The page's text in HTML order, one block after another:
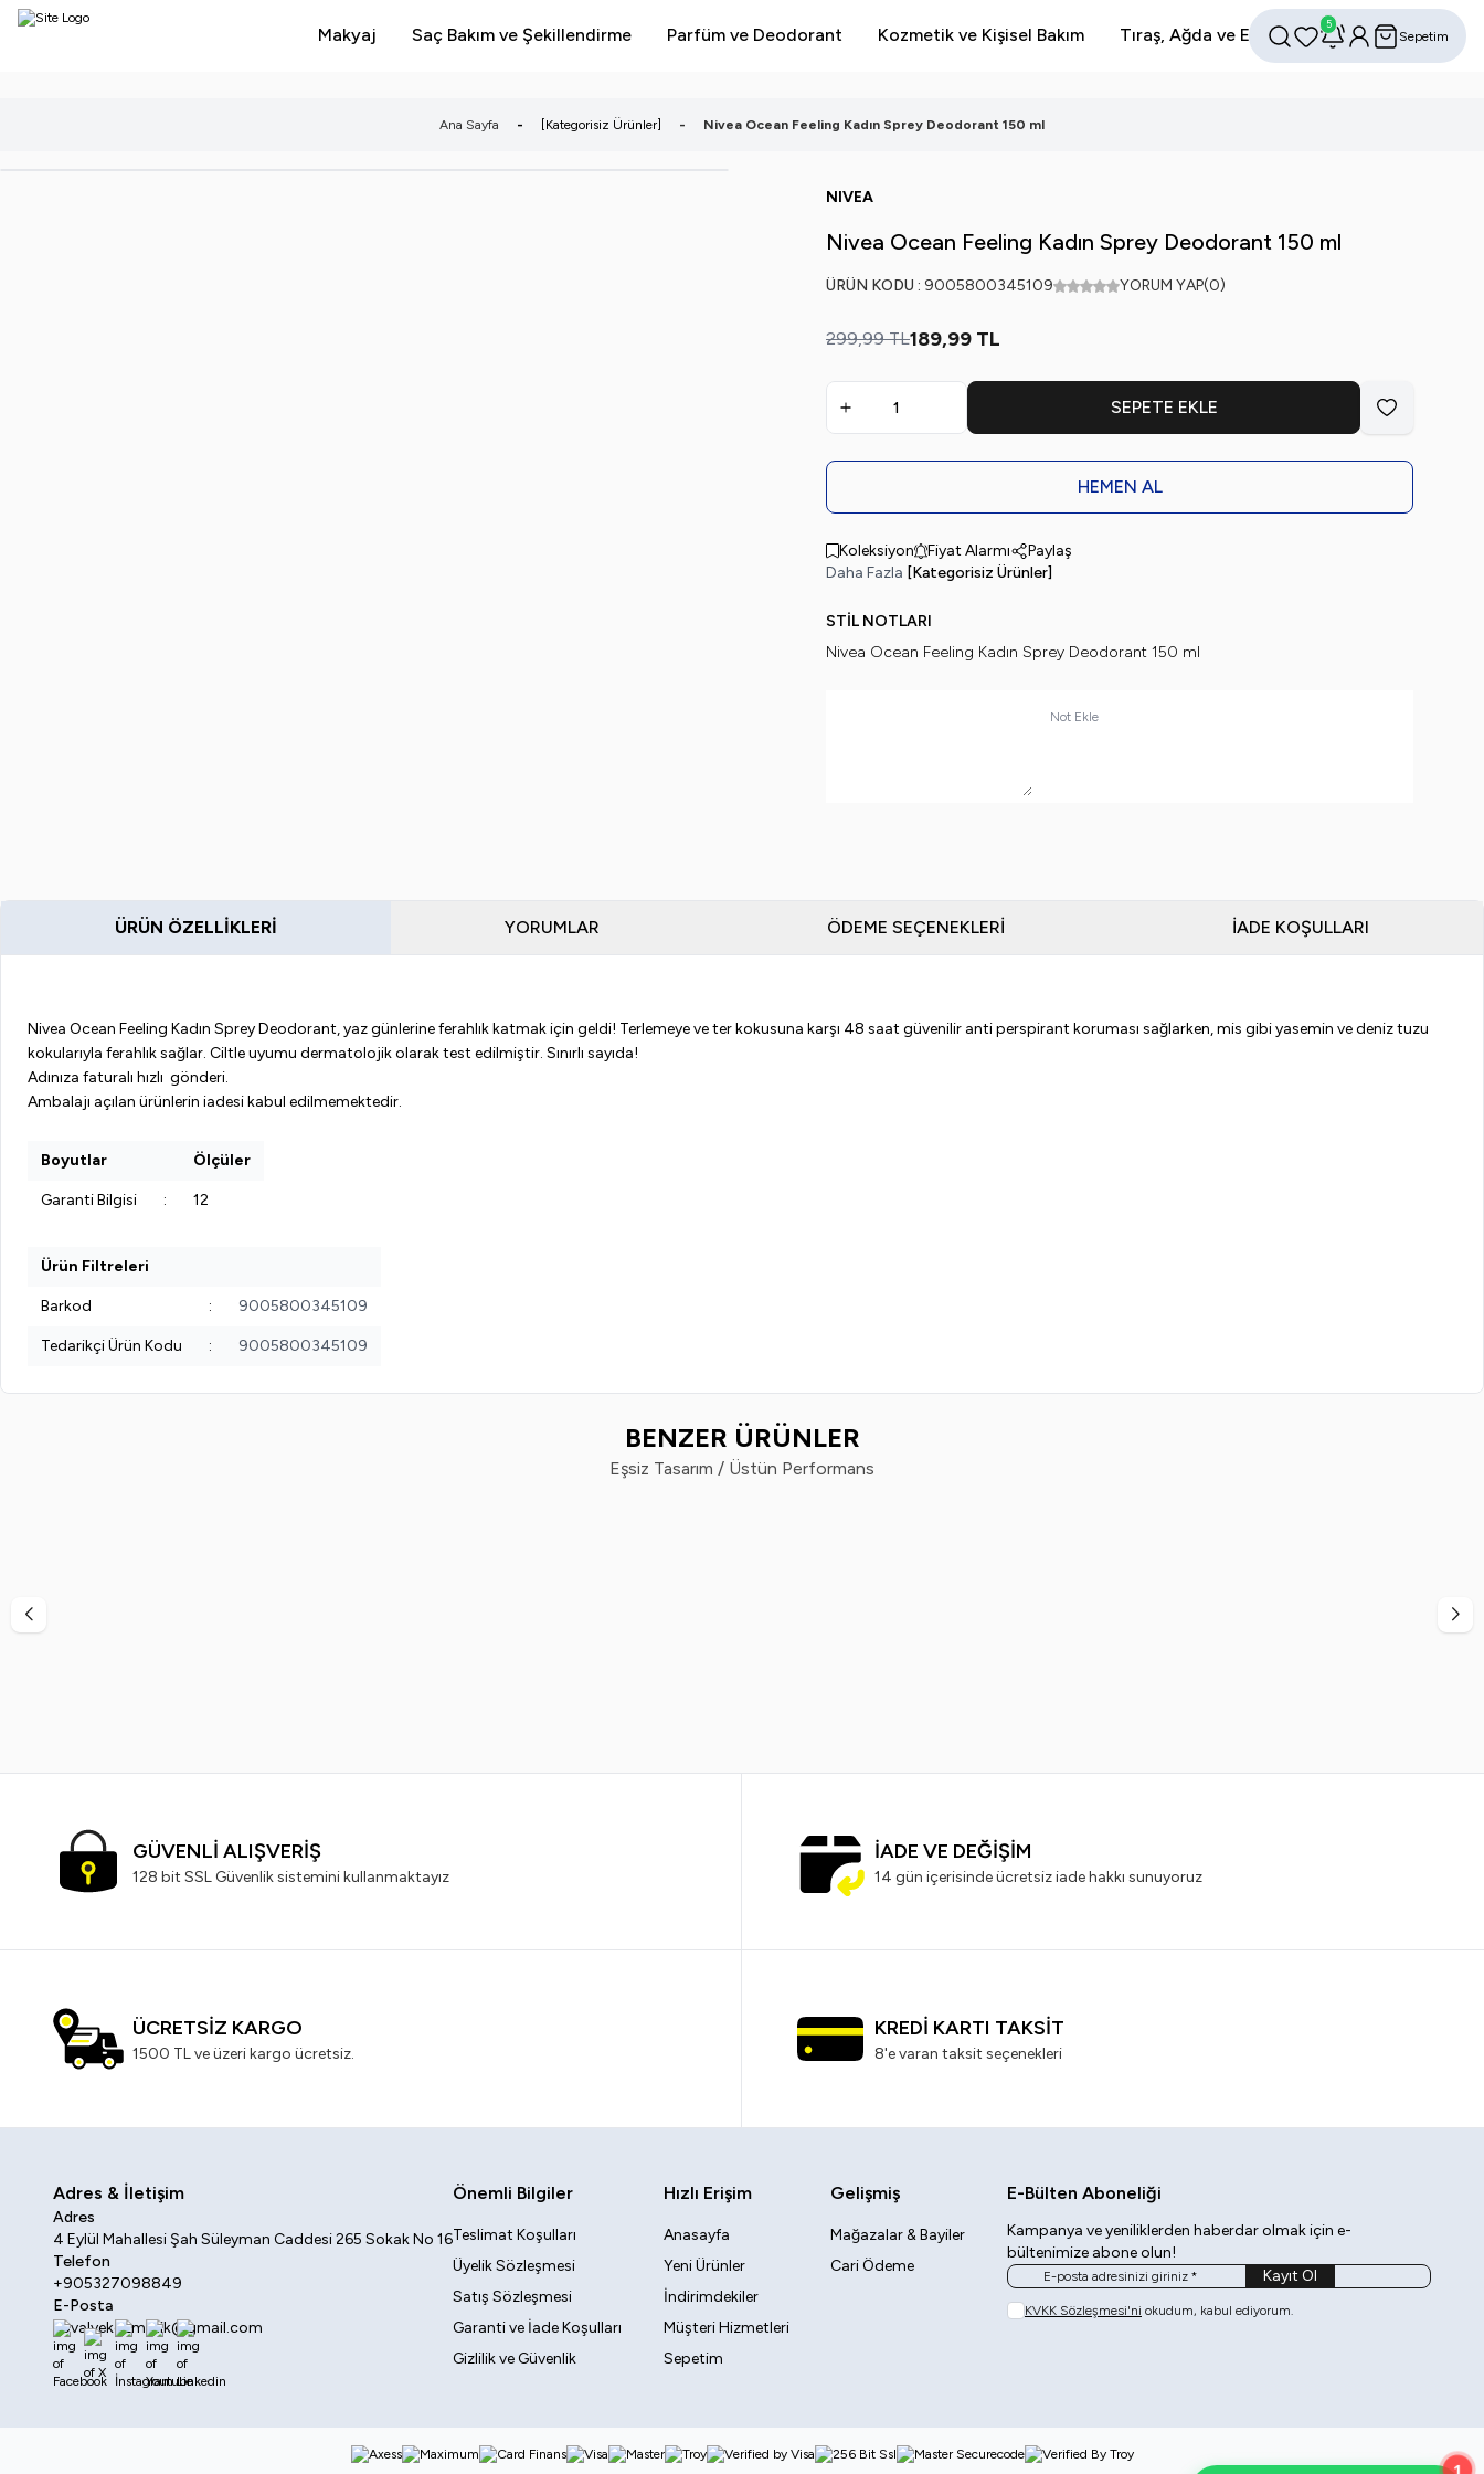
1
Makyaj Saç Bakım ve Şekillendirme Parfüm ve Deodorant Kozmetik ve Kişisel Bakım Tıraş, Ağda ve Epilasyon Avantajlı Setler
Favorilerim
5
HesabımSepetim
Ana Sayfa - [Kategorisiz Ürünler] - Nivea Ocean Feeling Kadın Sprey Deodorant 150 ml
NIVEA
Nivea Ocean Feeling Kadın Sprey Deodorant 150 ml
ÜRÜN KODU : 9005800345109 YORUM YAP(0)
299,99TL189,99 TL
SEPETE EKLE Favoriye Ekle
HEMEN AL
Koleksiyon Fiyat Alarmı
Paylaş
Daha Fazla [Kategorisiz Ürünler]
STİL NOTLARI
Nivea Ocean Feeling Kadın Sprey Deodorant 150 ml
Not Ekle
ÜRÜN ÖZELLIKLERI YORUMLAR ÖDEME SEÇENEKLERI İADE KOŞULLARI
Nivea Ocean Feeling Kadın Sprey Deodorant, yaz günlerine ferahlık katmak için geldi! Terlemeye ve ter kokusuna karşı 48 saat güvenilir anti perspirant koruması sağlarken, mis gibi yasemin ve deniz tuzu
kokularıyla ferahlık sağlar. Ciltle uyumu dermatolojik olarak test edilmiştir. Sınırlı sayıda!
Adınıza faturalı hızlı gönderi.
Ambalajı açılan ürünlerin iadesi kabul edilmemektedir.
Boyutlar Ölçüler
Garanti Bilgisi : 12
Ürün Filtreleri
Barkod : 9005800345109
Tedarikçi Ürün Kodu : 9005800345109
BENZER ÜRÜNLER
Eşsiz Tasarım / Üstün Performans
TL
GÜVENLİ ALIŞVERİŞ
128 bit SSL Güvenlik sistemini kullanmaktayız
İADE VE DEĞİŞİM
14 gün içerisinde ücretsiz iade hakkı sunuyoruz
ÜCRETSİZ KARGO
1500 TL ve üzeri kargo ücretsiz.
KREDİ KARTI TAKSİT
8'e varan taksit seçenekleri
Adres & İletişim
Adres
4 Eylül Mahallesi Şah Süleyman Caddesi 265 Sokak No 16
Telefon
+905327098849
E-Posta
sovalyekozmetik@gmail.com
Facebook
X İnstagram
Youtube
Önemli Bilgiler
Teslimat Koşulları
Üyelik Sözleşmesi
Satış Sözleşmesi
Garanti ve İade Koşulları
Gizlilik ve Güvenlik
Hızlı Erişim
Anasayfa
Yeni Ürünler
İndirimdekiler
Müşteri Hizmetleri
Sepetim
Gelişmiş
Mağazalar & Bayiler
Cari Ödeme
E-Bülten Aboneliği
Kampanya ve yeniliklerden haberdar olmak için e-
bültenimize abone olun!
Kayıt Ol
KVKK Sözleşmesi'ni okudum, kabul ediyorum.